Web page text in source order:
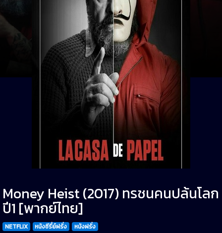
Money Heist (2017) ทรชนคนปล้นโลก
ปี1 [พากย์ไทย]
NETFLIX หนังซีรี่ย์ฝรั่ง หนังฝรั่ง